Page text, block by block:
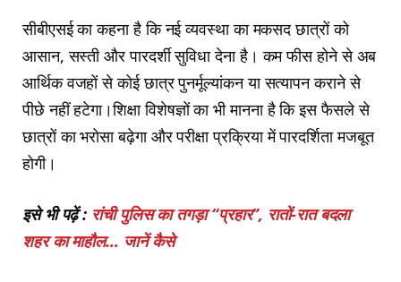
सीबीएसई का कहना है कि नई व्यवस्था का मकसद छात्रों को
आसान, सस्ती और पारदर्शी सुविधा देना है। कम फीस होने से अब
आर्थिक वजहों से कोई छात्र पुनर्मूल्यांकन या सत्यापन कराने से
पीछे नहीं हटेगा।शिक्षा विशेषज्ञों का भी मानना है कि इस फैसले से
छात्रों का भरोसा बढ़ेगा और परीक्षा प्रक्रिया में पारदर्शिता मजबूत
होगी।
इसे भी पढ़ें : रांची पुलिस का तगड़ा “प्रहार”, रातों-रात बदला
शहर का माहौल… जानें कैसे